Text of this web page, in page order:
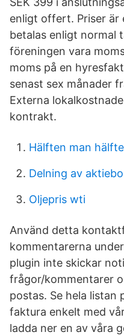
enligt offert. Priser är
betalas enligt normal
föreningen vara
moms på en
senast sex månader
Externa
kontrakt.
Hälften man
Delning av
Oljepris wti
Använd detta
kommentarerna
plugin inte skickar
frågor/kommentarer
postas. Se hela listan
faktura enkelt med
ladda ner en av våra